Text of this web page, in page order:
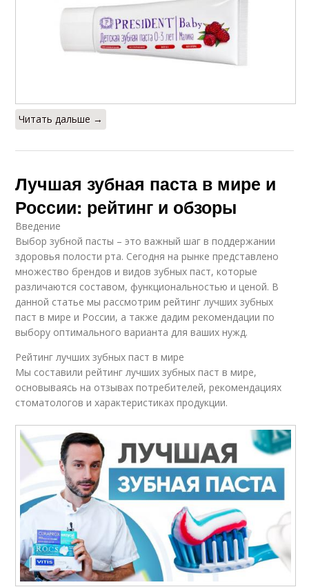
Читать дальше →
Лучшая зубная паста в мире и
России: рейтинг и обзоры
Введение
Выбор зубной пасты – это важный шаг в поддержании
здоровья полости рта. Сегодня на рынке представлено
множество брендов и видов зубных паст, которые
различаются составом, функциональностью и ценой. В
данной статье мы рассмотрим рейтинг лучших зубных
паст в мире и России, а также дадим рекомендации по
выбору оптимального варианта для ваших нужд.
Рейтинг лучших зубных паст в мире
Мы составили рейтинг лучших зубных паст в мире,
основываясь на отзывах потребителей, рекомендациях
стоматологов и характеристиках продукции.